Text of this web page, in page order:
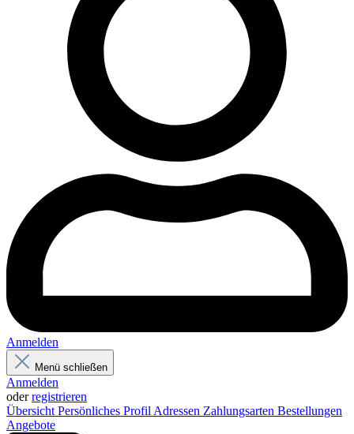
Anmelden
Menü schließen
Anmelden
oderregistrieren
Übersicht Persönliches Profil Adressen Zahlungsarten Bestellungen
Angebote